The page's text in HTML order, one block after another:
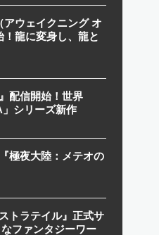
ウェイクニング オ
龍に変身し、龍と
配信開始！世界
シリーズ新作
極夜大陸：メテオの
トラテイル』正式サ
ファンタジーワー